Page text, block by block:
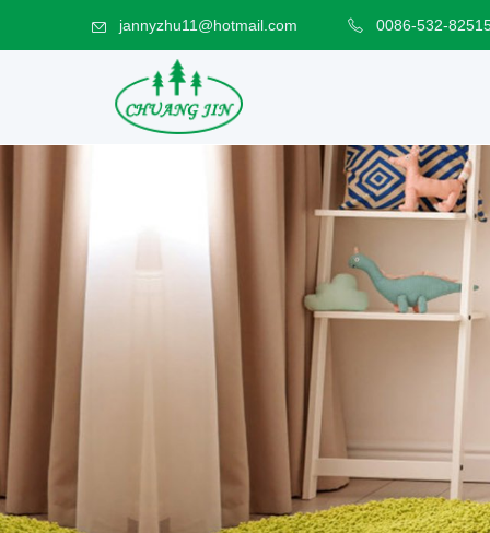
jannyzhu11@hotmail.com 0086-532-